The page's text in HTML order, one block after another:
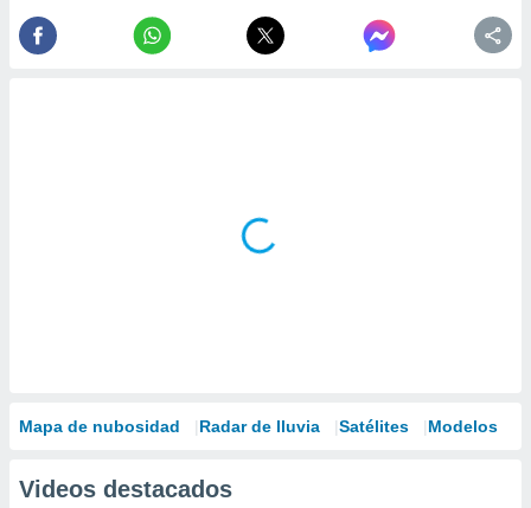
Mapa de nubosidad Radar de lluvia Satélites Modelos
Videos destacados